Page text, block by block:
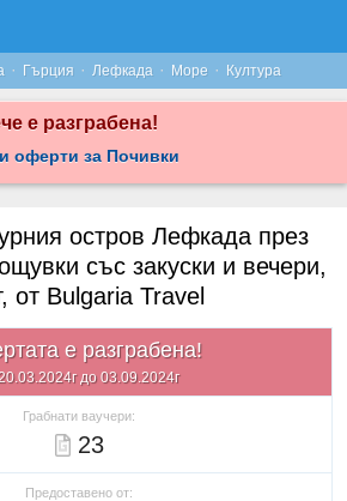
· Гърция · Лефкада · Море · Култура
е разграбена!
оферти за Почивки
остров Лефкада през
със закуски и вечери,
от Bulgaria Travel
е разграбена!
до 03.09.2024г
Грабнати ваучери:
23
Предоставено от: